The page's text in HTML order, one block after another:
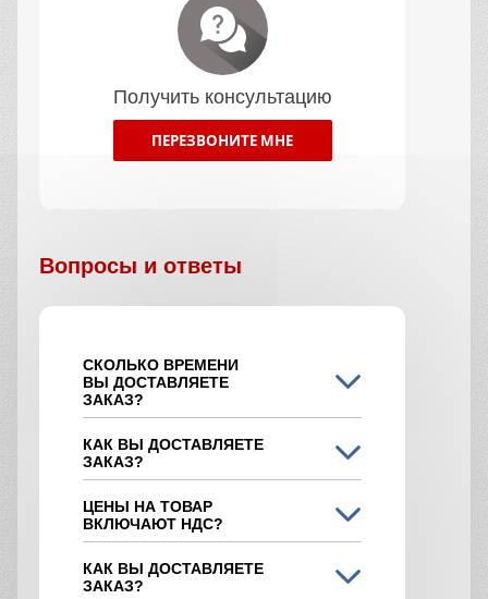
Получить консультацию
ПЕРЕЗВОНИТЕ МНЕ
Вопросы и ответы
СКОЛЬКО ВРЕМЕНИ
ВЫ ДОСТАВЛЯЕТЕ
ЗАКАЗ?
КАК ВЫ ДОСТАВЛЯЕТЕ
ЗАКАЗ?
ЦЕНЫ НА ТОВАР
ВКЛЮЧАЮТ НДС?
КАК ВЫ ДОСТАВЛЯЕТЕ
ЗАКАЗ?